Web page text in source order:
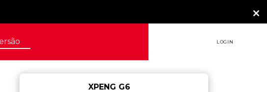
LOGIN
XPENG G6